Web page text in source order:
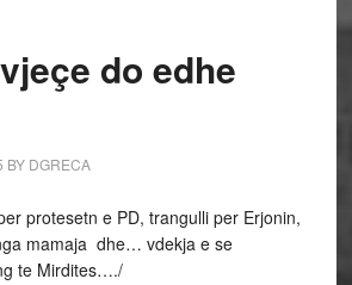
do edhe
BY DGRECA
protesetn e PD, trangulli per Erjonin,
mamaja dhe… vdekja e se
te Mirdites…./